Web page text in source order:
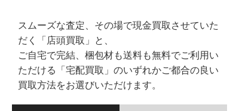
スムーズな査定、その場で現金買取させていた
だく「店頭買取」と、
ご自宅で完結、梱包材も送料も無料でご利用い
ただける「宅配買取」のいずれかご都合の良い
買取方法をお選びいただけます。